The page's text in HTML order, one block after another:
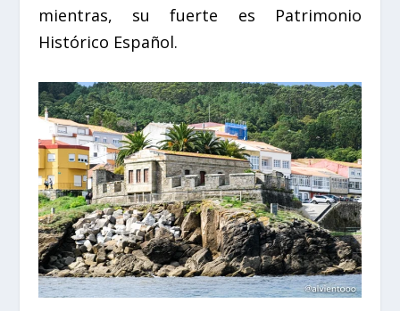
mientras, su fuerte es Patrimonio
Histórico Español.